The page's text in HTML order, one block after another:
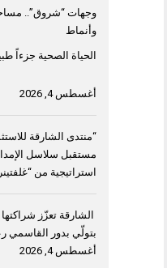
وجهات “شروق”..
وأنماط
الحياة الصحية جزءاً
أغسطس 4, 2026
مستقبل سلاسل
استراتيجية من
الشارقة تعزّز
بتولّي بدور القاسمي
أغسطس 4, 2026